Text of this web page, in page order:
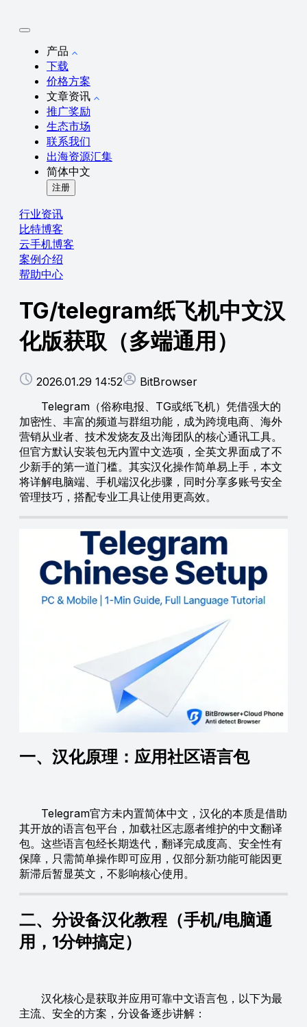
产品
下载
价格方案
文章资讯
推广奖励
生态市场
联系我们
出海资源汇集
简体中文
注册
行业资讯
比特博客
云手机博客
案例介绍
帮助中心
TG/telegram纸飞机中文汉
化版获取（多端通用）
2026.01.29 14:52
BitBrowser
Telegram（俗称电报、TG或纸飞机）凭借强大的
加密性、丰富的频道与群组功能，成为跨境电商、海外
营销从业者、技术发烧友及出海团队的核心通讯工具。
但官方默认安装包无内置中文选项，全英文界面成了不
少新手的第一道门槛。其实汉化操作简单易上手，本文
将详解电脑端、手机端汉化步骤，同时分享多账号安全
管理技巧，搭配专业工具让使用更高效。
一、汉化原理：应用社区语言包
Telegram官方未内置简体中文，汉化的本质是借助
其开放的语言包平台，加载社区志愿者维护的中文翻译
包。这些语言包经长期迭代，翻译完成度高、安全性有
保障，只需简单操作即可应用，仅部分新功能可能因更
新滞后暂显英文，不影响核心使用。
二、分设备汉化教程（手机/电脑通
用，1分钟搞定）
汉化核心是获取并应用可靠中文语言包，以下为最
主流、安全的方案，分设备逐步讲解：